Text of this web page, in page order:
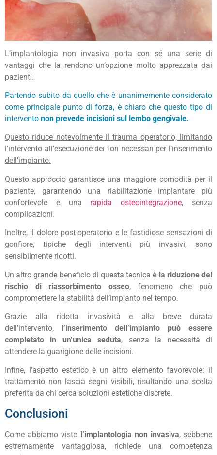
L’implantologia non invasiva porta con sé una serie di
vantaggi che la rendono un’opzione molto apprezzata dai
pazienti.
Partendo subito da quello che è unanimemente considerato
come principale punto di forza, è chiaro che questo tipo di
intervento non prevede incisioni sul lembo gengivale.
Questo riduce notevolmente il trauma operatorio, limitando
l’intervento all’esecuzione dei fori necessari per l’inserimento
dell’impianto.
Questo approccio garantisce una maggiore comodità per il
paziente, garantendo una riabilitazione implantare più
confortevole e una rapida osteointegrazione, senza
complicazioni.
Inoltre, il dolore post-operatorio e le fastidiose sensazioni di
gonfiore, tipiche degli interventi più invasivi, sono
sensibilmente ridotti.
Un altro grande beneficio di questa tecnica è la riduzione del
rischio di riassorbimento osseo, fenomeno che può
compromettere la stabilità dell’impianto nel tempo.
Grazie alla ridotta invasività e alla breve durata
dell’intervento, l’inserimento dell’impianto può essere
completato in un’unica seduta, senza la necessità di
attendere la guarigione delle incisioni.
Infine, l’aspetto estetico è un altro elemento favorevole: il
trattamento non lascia segni visibili, risultando una scelta
preferita da chi cerca soluzioni estetiche discrete.
Conclusioni
Come abbiamo visto l’implantologia non invasiva, sebbene
estremamente vantaggiosa, richiede una competenza